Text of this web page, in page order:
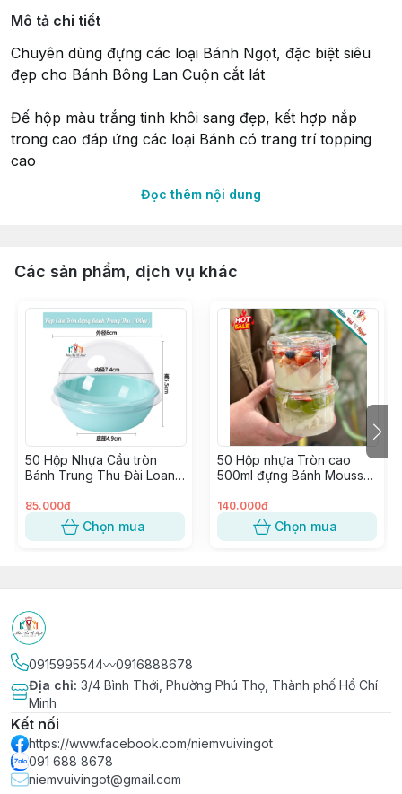
Mô tả chi tiết
Chuyên dùng đựng các loại Bánh Ngọt, đặc biệt siêu
đẹp cho Bánh Bông Lan Cuộn cắt lát
Đế hộp màu trắng tinh khôi sang đẹp, kết hợp nắp
trong cao đáp ứng các loại Bánh có trang trí topping
cao
〰 Kích thước ngoài: 18cm x 10cm
🔰 Shop 𝐍𝐈𝐄̂̀𝐌 𝐕𝐔𝐈 𝐕𝐈̣ 𝐍𝐆𝐎̣𝐓 𝑠𝑖𝑛𝑐𝑒 2015
🔰 Tư vấn & phục vụ tận tình chu đáo
🔰 Có Cửa hàng & Kho hàng cung ứng liền mạch
🔰 Phân phối Sỉ & Lẻ toàn quốc giá tận gốc
🔰 Nhập hàng trực tiếp, không qua trung gian từ các
Nhà Máy lớn uy tín
Đọc thêm nội dung
Các sản phẩm, dịch vụ khác
50 Hộp Nhựa Cầu tròn
Bánh Trung Thu Đài Loan
Lava ~ 1 Ô (W80)
85.000đ
Chọn mua
50 Hộp nhựa Tròn cao
500ml đựng Bánh Mousse,
Cotta Trái cây ~ W117
140.000đ
Chọn mua
0915995544〰️0916888678
Địa chỉ: 3/4 Bình Thới, Phường Phú Thọ, Thành phố Hồ Chí
Minh
Kết nối
https://www.facebook.com/niemvuivingot
091 688 8678
niemvuivingot@gmail.com